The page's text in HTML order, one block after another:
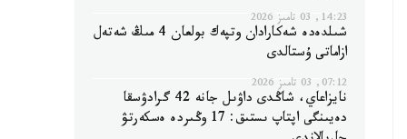
14:23, 03 تامىز 2026
شىلدەدە شەكارادان وتپەك بولعان 4 مىڭ شەتەل
ازاماتى ۇستالدى
07:12, 03 تامىز 2026
نايزاعاي، شاڭدى داۋىل جانە 42 گرادۋسقا
دەيىنگى اپتاپ ىستىق: 17 وڭىردە ەسكەرتۋ